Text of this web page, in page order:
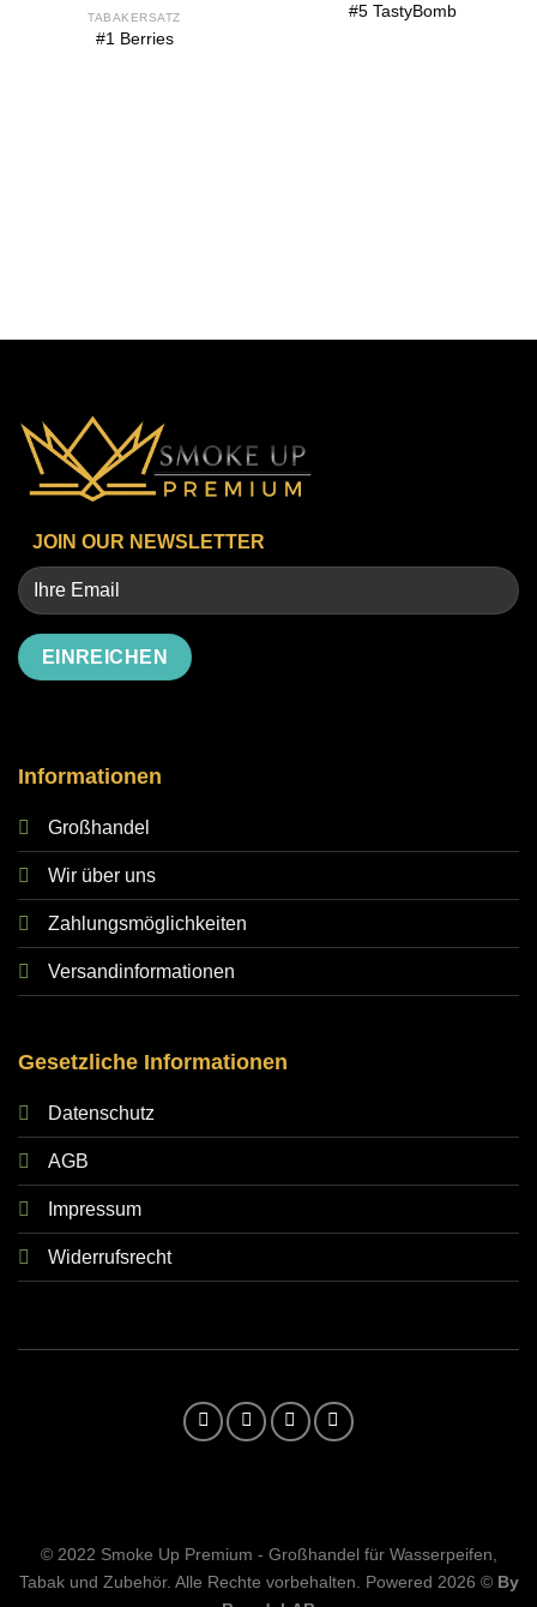
TABAKERSATZ
#1 Berries
#5 TastyBomb
JOIN OUR NEWSLETTER
Informationen
Großhandel
Wir über uns
Zahlungsmöglichkeiten
Versandinformationen
Gesetzliche Informationen
Datenschutz
AGB
Impressum
Widerrufsrecht
© 2022 Smoke Up Premium - Großhandel für Wasserpeifen,
Tabak und Zubehör. Alle Rechte vorbehalten. Powered 2026 © By